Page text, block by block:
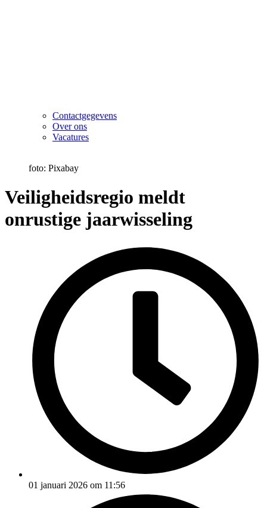
Contactgegevens
Over ons
Vacatures
foto: Pixabay
Veiligheidsregio meldt
onrustige jaarwisseling
01 januari 2026 om 11:56